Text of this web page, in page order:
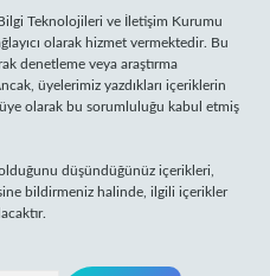
Teknolojileri ve İletişim Kurumu
olarak hizmet vermektedir. Bu
denetleme veya araştırma
üyelerimiz yazdıkları içeriklerin
olarak bu sorumluluğu kabul etmiş
düşündüğünüz içerikleri,
bildirmeniz halinde, ilgili içerikler